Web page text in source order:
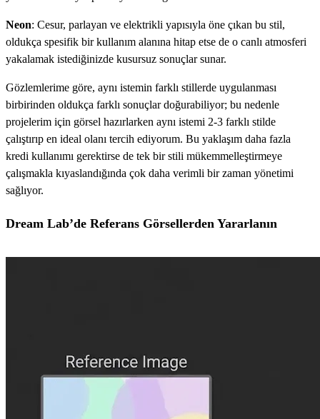
Neon: Cesur, parlayan ve elektrikli yapısıyla öne çıkan bu stil,
oldukça spesifik bir kullanım alanına hitap etse de o canlı atmosferi
yakalamak istediğinizde kusursuz sonuçlar sunar.
Gözlemlerime göre, aynı istemin farklı stillerde uygulanması
birbirinden oldukça farklı sonuçlar doğurabiliyor; bu nedenle
projelerim için görsel hazırlarken aynı istemi 2-3 farklı stilde
çalıştırıp en ideal olanı tercih ediyorum. Bu yaklaşım daha fazla
kredi kullanımı gerektirse de tek bir stili mükemmelleştirmeye
çalışmakla kıyaslandığında çok daha verimli bir zaman yönetimi
sağlıyor.
Dream Lab’de Referans Görsellerden Yararlanın